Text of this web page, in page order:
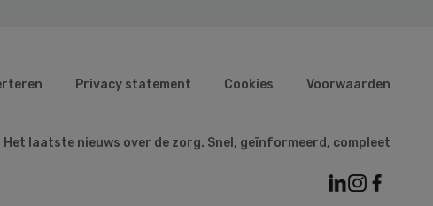
Privacy statement Cookies Voorwaarden
Het laatste nieuws over de zorg. Snel, geïnformeerd, compleet